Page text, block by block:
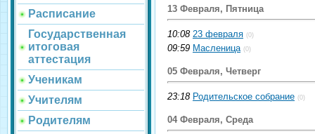
Расписание
Государственная
итоговая
аттестация
Ученикам
Учителям
Родителям
13 Февраля, Пятница
10:08 23 февраля (0)
09:59 Масленица (0)
05 Февраля, Четверг
23:18 Родительское собрание (0)
04 Февраля, Среда